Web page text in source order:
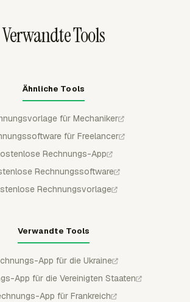
Verwandte Tools
Ähnliche Tools
für Mechaniker
für Freelancer
Rechnungs-App
Rechnungssoftware
Rechnungsvorlage
Verwandte Tools
App für die Ukraine
App für die Vereinigten Staaten
App für Frankreich